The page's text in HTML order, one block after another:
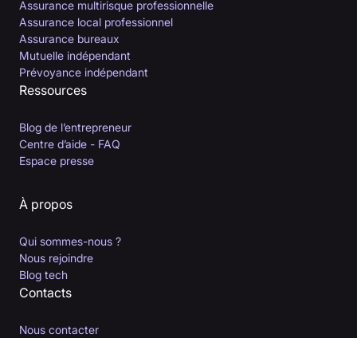
Assurance multirisque professionnelle
Assurance local professionnel
Assurance bureaux
Mutuelle indépendant
Prévoyance indépendant
Ressources
Blog de l’entrepreneur
Centre d’aide - FAQ
Espace presse
À propos
Qui sommes-nous ?
Nous rejoindre
Blog tech
Contacts
Nous contacter